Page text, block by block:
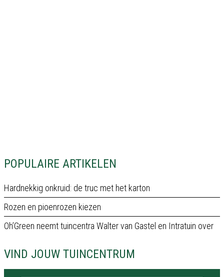
POPULAIRE ARTIKELEN
Hardnekkig onkruid: de truc met het karton
Rozen en pioenrozen kiezen
Oh’Green neemt tuincentra Walter van Gastel en Intratuin over
VIND JOUW TUINCENTRUM